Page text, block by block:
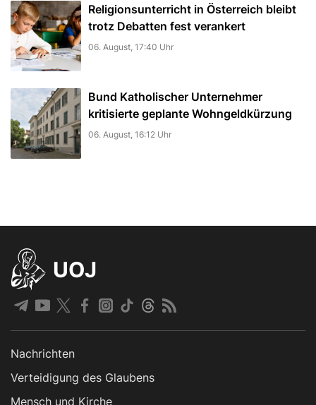
Religionsunterricht in Österreich bleibt
trotz Debatten fest verankert
06. August, 17:40 Uhr
Bund Katholischer Unternehmer
kritisierte geplante Wohngeldkürzung
06. August, 16:12 Uhr
UOJ
Nachrichten
Verteidigung des Glaubens
Mensch und Kirche